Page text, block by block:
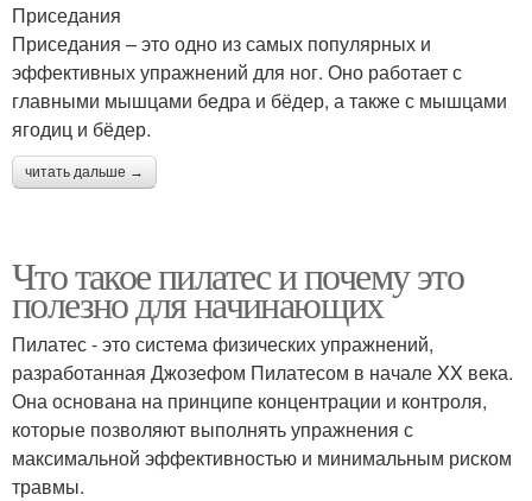
Приседания
Приседания – это одно из самых популярных и
эффективных упражнений для ног. Оно работает с
главными мышцами бедра и бёдер, а также с мышцами
ягодиц и бёдер.
читать дальше →
Что такое пилатес и почему это
полезно для начинающих
Пилатес - это система физических упражнений,
разработанная Джозефом Пилатесом в начале XX века.
Она основана на принципе концентрации и контроля,
которые позволяют выполнять упражнения с
максимальной эффективностью и минимальным риском
травмы.